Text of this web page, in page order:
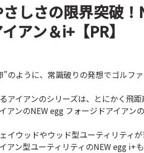
しさの限界突破
アン＆i+【PR】
のように、常識破りの発想でゴルフ
アイアンのシリーズは、とにかく飛
アンのNEW egg フォージドアイアンの
イウッドやウッド型ユーティリティ
アン型ユーティリティのNEW egg i+